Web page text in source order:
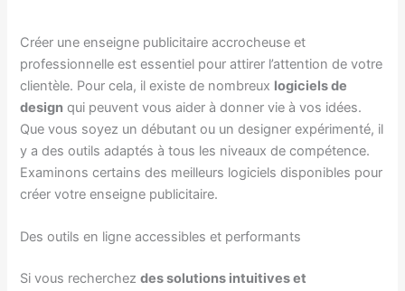
Créer une enseigne publicitaire accrocheuse et
professionnelle est essentiel pour attirer l’attention de votre
clientèle. Pour cela, il existe de nombreux logiciels de
design qui peuvent vous aider à donner vie à vos idées.
Que vous soyez un débutant ou un designer expérimenté, il
y a des outils adaptés à tous les niveaux de compétence.
Examinons certains des meilleurs logiciels disponibles pour
créer votre enseigne publicitaire.
Des outils en ligne accessibles et performants
Si vous recherchezdes solutions intuitives et